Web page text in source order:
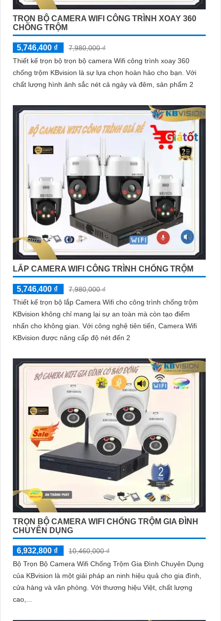
TRỌN BỘ CAMERA WIFI CÔNG TRÌNH XOAY 360
CHỐNG TRỘM
5,746,400 ₫
7,980,000 ₫
Thiết kế trọn bộ trọn bộ camera Wifi công trình xoay 360
chống trộm KBvision là sự lựa chọn hoàn hảo cho bạn. Với
chất lượng hình ảnh sắc nét cả ngày và đêm, sản phẩm 2
LẮP CAMERA WIFI CÔNG TRÌNH CHỐNG TRỘM
5,746,400 ₫
7,980,000 ₫
Thiết kế trọn bộ lắp Camera Wifi cho công trình chống trộm
KBvision không chỉ mang lại sự an toàn mà còn tạo điểm
nhấn cho không gian. Với công nghệ tiên tiến, Camera Wifi
KBvision được nâng cấp độ nét đến 2
TRỌN BỘ CAMERA WIFI CHỐNG TRỘM GIA ĐÌNH
CHUYÊN DỤNG
6,932,800 ₫
10,460,000 ₫
Bộ Trọn Bộ Camera Wifi Chống Trộm Gia Đình Chuyên Dụng
của KBvision là một giải pháp an ninh hiệu quả cho gia đình,
cửa hàng và văn phòng. Với thương hiệu Việt, chất lượng
cao,...